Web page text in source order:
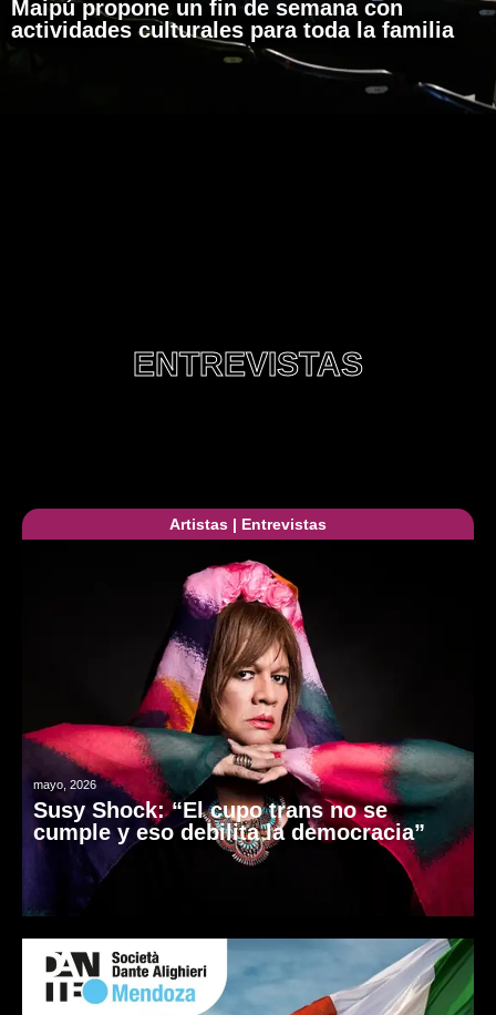
Maipú propone un fin de semana con
actividades culturales para toda la familia
ENTREVISTAS
Artistas | Entrevistas
mayo, 2026
Susy Shock: “El cupo trans no se
cumple y eso debilita la democracia”